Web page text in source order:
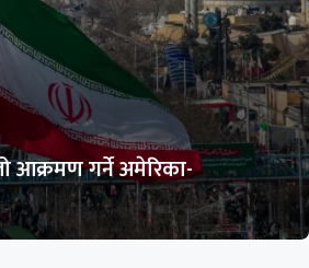
आक्रमण गर्ने अमेरिका-